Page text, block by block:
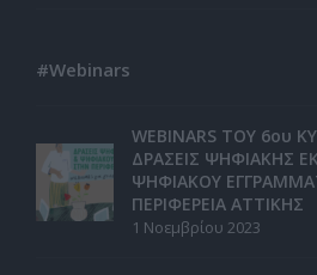
#Webinars
WEBINARS ΤΟΥ 6ου
ΔΡΑΣΕΙΣ ΨΗΦΙΑΚΗΣ
ΨΗΦΙΑΚΟΥ
ΠΕΡΙΦΕΡΕΙΑ ΑΤΤΙΚΗΣ
1 Νοεμβρίου 2023